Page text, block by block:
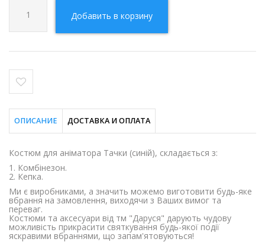
Добавить в корзину
ОПИСАНИЕ ДОСТАВКА И ОПЛАТА
Костюм для аніматора Тачки (синій), складається з:
1. Комбінезон.
2. Кепка.
Ми є виробниками, а значить можемо виготовити будь-яке
вбрання на замовлення, виходячи з Ваших вимог та
переваг.
Костюми та аксесуари від тм "Даруся" дарують чудову
можливість прикрасити святкування будь-якої події
яскравими вбраннями, що запам'ятовуються!